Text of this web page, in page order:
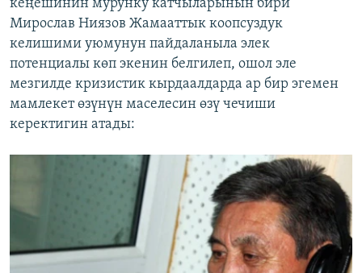
кеңешинин мурунку катчыларынын бири
Мирослав Ниязов Жамааттык коопсуздук
келишими уюмунун пайдаланыла элек
потенциалы көп экенин белгилеп, ошол эле
мезгилде кризистик кырдаалдарда ар бир эгемен
мамлекет өзүнүн маселесин өзү чечиши
керектигин атады: